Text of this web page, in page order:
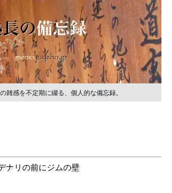
雑感を不定期に綴る、個人的な備忘録。
ナリの前にジムの壁